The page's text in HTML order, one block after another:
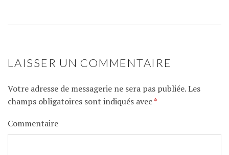
LAISSER UN COMMENTAIRE
Votre adresse de messagerie ne sera pas publiée.Les
champs obligatoires sont indiqués avec*
Commentaire